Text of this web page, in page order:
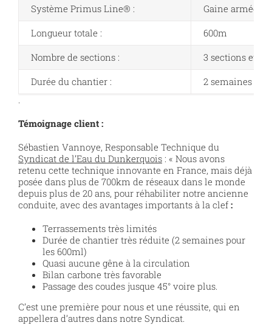
Système Primus Line® :
Gaine armée
Longueur totale :
600m
Nombre de sections :
3 sections et
Durée du chantier :
2 semaines de
.
Témoignage client :
Sébastien Vannoye, Responsable Technique du
Syndicat de l’Eau du Dunkerquois : « Nous avons
retenu cette technique innovante en France, mais déjà
posée dans plus de 700km de réseaux dans le monde
depuis plus de 20 ans, pour réhabiliter notre ancienne
conduite, avec des avantages importants à la clef :
Terrassements très limités
Durée de chantier très réduite (2 semaines pour
les 600ml)
Quasi aucune gêne à la circulation
Bilan carbone très favorable
Passage des coudes jusque 45° voire plus.
C’est une première pour nous et une réussite, qui en
appellera d’autres dans notre Syndicat.